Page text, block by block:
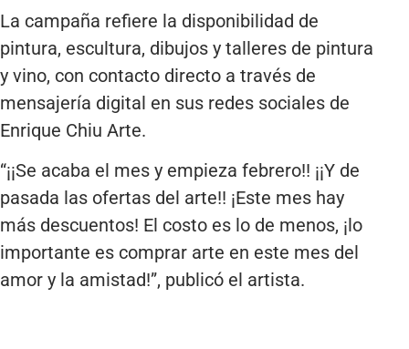
La campaña refiere la disponibilidad de
pintura, escultura, dibujos y talleres de pintura
y vino, con contacto directo a través de
mensajería digital en sus redes sociales de
Enrique Chiu Arte.
“¡¡Se acaba el mes y empieza febrero!! ¡¡Y de
pasada las ofertas del arte!! ¡Este mes hay
más descuentos! El costo es lo de menos, ¡lo
importante es comprar arte en este mes del
amor y la amistad!”, publicó el artista.